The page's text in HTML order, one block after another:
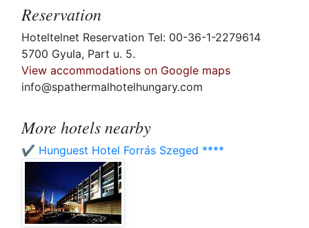
Reservation
Hoteltelnet Reservation Tel: 00-36-1-2279614
5700 Gyula, Part u. 5.
View accommodations on Google maps
info@spathermalhotelhungary.com
More hotels nearby
✔️ Hunguest Hotel Forrás Szeged ****